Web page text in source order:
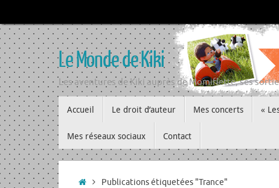
au
contenu
Le Monde de Kiki
Les aventures de Kiki auprès de Momiflette, ses
au
contenu
Accueil Le droit d’auteur Mes concerts «
Mes réseaux sociaux Contact
Accueil
Publications étiquetées "Trance"